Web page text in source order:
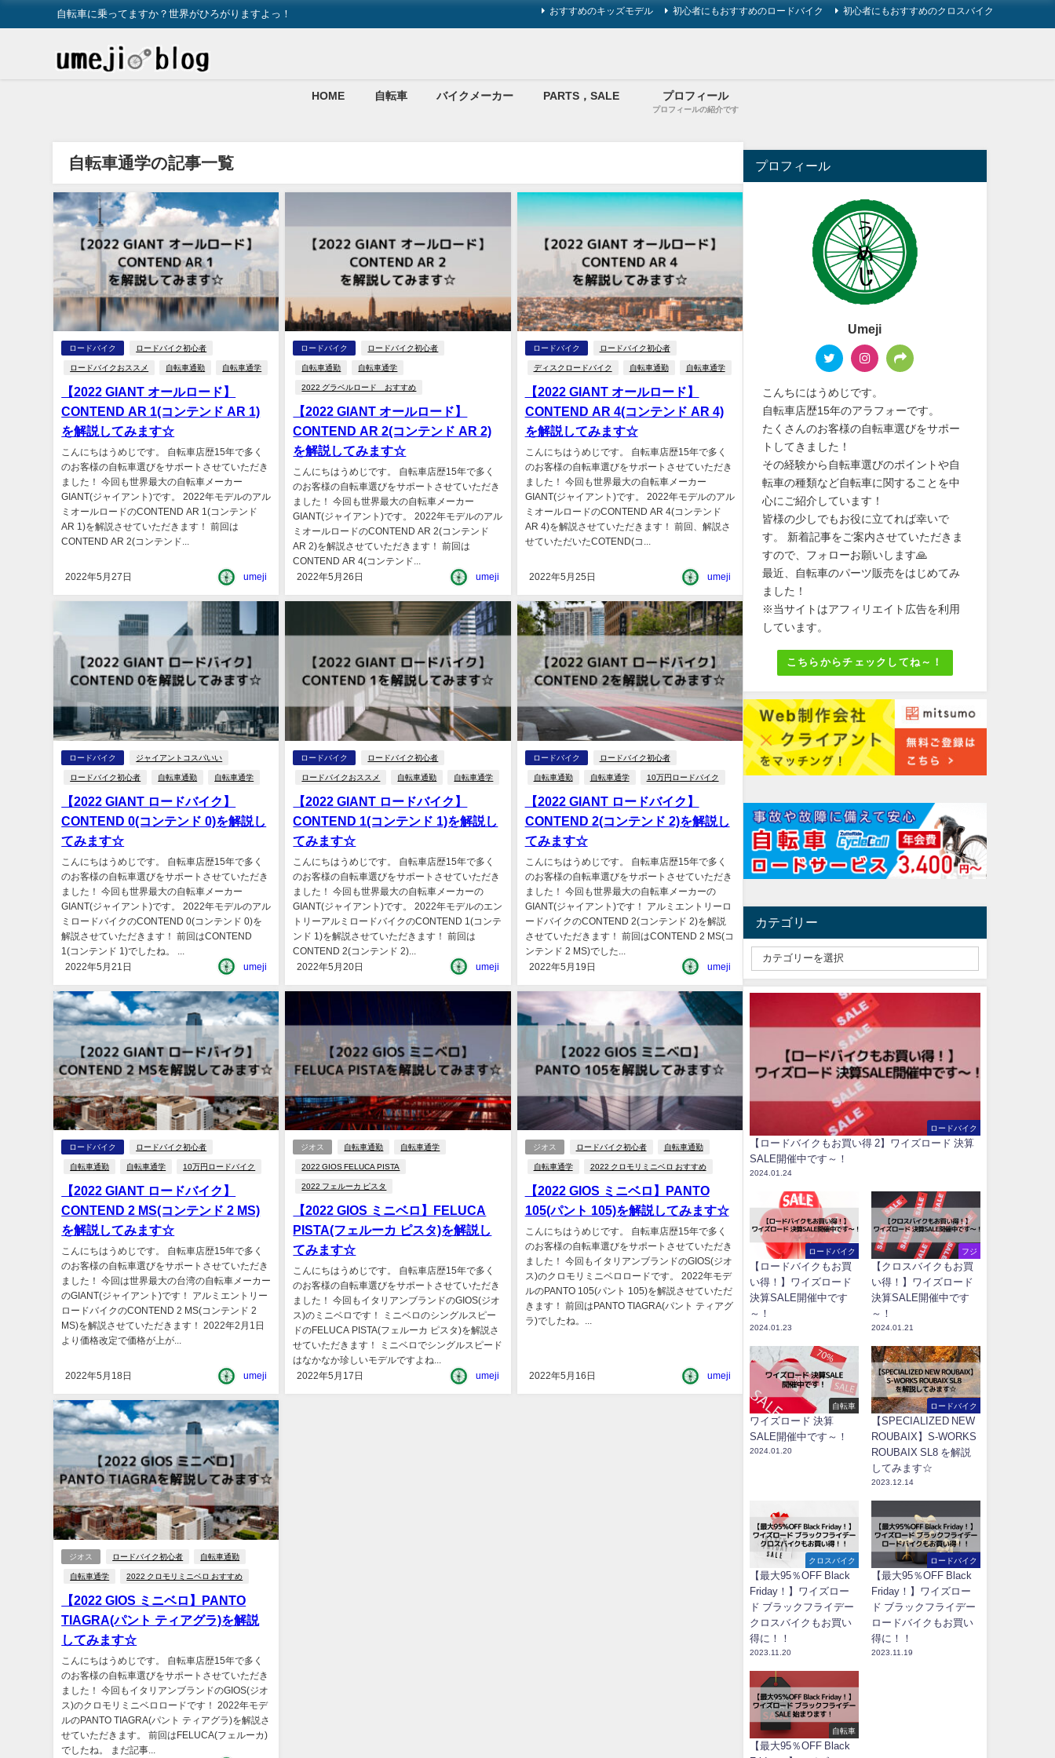
自転車に乗ってますか？世界がひろがりますよっ！ おすすめのキッズモデル 初心者にもおすすめのロードバイク 初心者にもおすすめのクロスバイク
HOME 自転車 バイクメーカー PARTS，SALE プロフィール
プロフィールの紹介です
自転車通学の記事一覧
ロードバイク ロードバイク初心者
ロードバイクおススメ 自転車通勤 自転車通学
【2022 GIANT オールロード】
CONTEND AR 1(コンテンド AR 1)
を解説してみます☆
こんにちはうめじです。 自転車店歴15年で多く
のお客様の自転車選びをサポートさせていただき
ました！ 今回も世界最大の自転車メーカー
GIANT(ジャイアント)です。 2022年モデルのアル
ミオールロードのCONTEND AR 1(コンテンド
AR 1)を解説させていただきます！ 前回は
CONTEND AR 2(コンテンド...
2022年5月27日 umeji
ロードバイク ロードバイク初心者
自転車通勤 自転車通学
2022 グラベルロード おすすめ
【2022 GIANT オールロード】
CONTEND AR 2(コンテンド AR 2)
を解説してみます☆
こんにちはうめじです。 自転車店歴15年で多く
のお客様の自転車選びをサポートさせていただき
ました！ 今回も世界最大の自転車メーカー
GIANT(ジャイアント)です。 2022年モデルのアル
ミオールロードのCONTEND AR 2(コンテンド
AR 2)を解説させていただきます！ 前回は
CONTEND AR 4(コンテンド...
2022年5月26日
umeji
ロードバイク ロードバイク初心者
ディスクロードバイク 自転車通勤 自転車通学
【2022 GIANT オールロード】
CONTEND AR 4(コンテンド AR 4)
を解説してみます☆
こんにちはうめじです。 自転車店歴15年で多く
のお客様の自転車選びをサポートさせていただき
ました！ 今回も世界最大の自転車メーカー
GIANT(ジャイアント)です。 2022年モデルのアル
ミオールロードのCONTEND AR 4(コンテンド
AR 4)を解説させていただきます！ 前回、解説さ
せていただいたCOTEND(コ...
2022年5月25日 umeji
ロードバイク ジャイアントコスパいい
ロードバイク初心者 自転車通勤 自転車通学
【2022 GIANT ロードバイク】
CONTEND 0(コンテンド 0)を解説し
てみます☆
こんにちはうめじです。 自転車店歴15年で多く
のお客様の自転車選びをサポートさせていただき
ました！ 今回も世界最大の自転車メーカー
GIANT(ジャイアント)です。 2022年モデルのアル
ミロードバイクのCONTEND 0(コンテンド 0)を
解説させていただきます！ 前回はCONTEND
1(コンテンド 1)でしたね。 ...
2022年5月21日
umeji
ロードバイク ロードバイク初心者
ロードバイクおススメ 自転車通勤 自転車通学
【2022 GIANT ロードバイク】
CONTEND 1(コンテンド 1)を解説し
てみます☆
こんにちはうめじです。 自転車店歴15年で多く
のお客様の自転車選びをサポートさせていただき
ました！ 今回も世界最大の自転車メーカーの
GIANT(ジャイアント)です。 2022年モデルのエン
トリーアルミロードバイクのCONTEND 1(コンテ
ンド 1)を解説させていただきます！ 前回は
CONTEND 2(コンテンド 2)...
2022年5月20日
umeji
ロードバイク ロードバイク初心者
自転車通勤 自転車通学 10万円ロードバイク
【2022 GIANT ロードバイク】
CONTEND 2(コンテンド 2)を解説し
てみます☆
こんにちはうめじです。 自転車店歴15年で多く
のお客様の自転車選びをサポートさせていただき
ました！ 今回も世界最大の自転車メーカーの
GIANT(ジャイアント)です！ アルミエントリーロ
ードバイクのCONTEND 2(コンテンド 2)を解説
させていただきます！ 前回はCONTEND 2 MS(コ
ンテンド 2 MS)でした...
2022年5月19日
umeji
ロードバイク ロードバイク初心者
自転車通勤 自転車通学 10万円ロードバイク
【2022 GIANT ロードバイク】
CONTEND 2 MS(コンテンド 2 MS)
を解説してみます☆
こんにちはうめじです。 自転車店歴15年で多く
のお客様の自転車選びをサポートさせていただき
ました！ 今回は世界最大の台湾の自転車メーカー
のGIANT(ジャイアント)です！ アルミエントリー
ロードバイクのCONTEND 2 MS(コンテンド 2
MS)を解説させていただきます！ 2022年2月1日
より価格改定で価格が上が...
2022年5月18日 umeji
ジオス 自転車通勤 自転車通学
2022 GIOS FELUCA PISTA
2022 フェルーカ ピスタ
【2022 GIOS ミニベロ】FELUCA
PISTA(フェルーカ ピスタ)を解説し
てみます☆
こんにちはうめじです。 自転車店歴15年で多く
のお客様の自転車選びをサポートさせていただき
ました！ 今回もイタリアンブランドのGIOS(ジオ
ス)のミニベロです！ ミニベロのシングルスピー
ドのFELUCA PISTA(フェルーカ ピスタ)を解説さ
せていただきます！ ミニベロでシングルスピード
はなかなか珍しいモデルですよね...
2022年5月17日
umeji
ジオス ロードバイク初心者 自転車通勤
自転車通学 2022 クロモリミニベロ おすすめ
【2022 GIOS ミニベロ】PANTO
105(パント 105)を解説してみます☆
こんにちはうめじです。 自転車店歴15年で多く
のお客様の自転車選びをサポートさせていただき
ました！ 今回もイタリアンブランドのGIOS(ジオ
ス)のクロモリミニベロロードです。 2022年モデ
ルのPANTO 105(パント 105)を解説させていただ
きます！ 前回はPANTO TIAGRA(パント ティアグ
ラ)でしたね。...
2022年5月16日 umeji
ジオス ロードバイク初心者 自転車通勤
自転車通学 2022 クロモリミニベロ おすすめ
【2022 GIOS ミニベロ】PANTO
TIAGRA(パント ティアグラ)を解説
してみます☆
こんにちはうめじです。 自転車店歴15年で多く
のお客様の自転車選びをサポートさせていただき
ました！ 今回もイタリアンブランドのGIOS(ジオ
ス)のクロモリミニベロロードです！ 2022年モデ
ルのPANTO TIAGRA(パント ティアグラ)を解説さ
せていただきます。 前回はFELUCA(フェルーカ)
でしたね。 まだ記事...
プロフィール
Umeji
こんちにはうめじです。
自転車店歴15年のアラフォーです。
たくさんのお客様の自転車選びをサポー
トしてきました！
その経験から自転車選びのポイントや自
転車の種類など自転車に関することを中
心にご紹介しています！
皆様の少しでもお役に立てれば幸いで
す。 新着記事をご案内させていただきま
すので、フォローお願いします🙏
最近、自転車のパーツ販売をはじめてみ
ました！
※当サイトはアフィリエイト広告を利用
しています。
こちらからチェックしてね～！
カテゴリー
ロードバイク
【ロードバイクもお買い得 2】ワイズロード 決算
SALE開催中です～！
2024.01.24
ロードバイク
【ロードバイクもお買
い得！】ワイズロード
決算SALE開催中です
～！
2024.01.23
フジ
【クロスバイクもお買
い得！】ワイズロード
決算SALE開催中です
～！
2024.01.21
自転車
ワイズロード 決算
SALE開催中です～！
2024.01.20
ロードバイク
【SPECIALIZED NEW
ROUBAIX】S-WORKS
ROUBAIX SL8 を解説
してみます☆
2023.12.14
クロスバイク
【最大95％OFF Black
Friday！】ワイズロー
ド ブラックフライデー
クロスバイクもお買い
得に！！
2023.11.20
ロードバイク
【最大95％OFF Black
Friday！】ワイズロー
ド ブラックフライデー
ロードバイクもお買い
得に！！
2023.11.19
自転車
【最大95％OFF Black